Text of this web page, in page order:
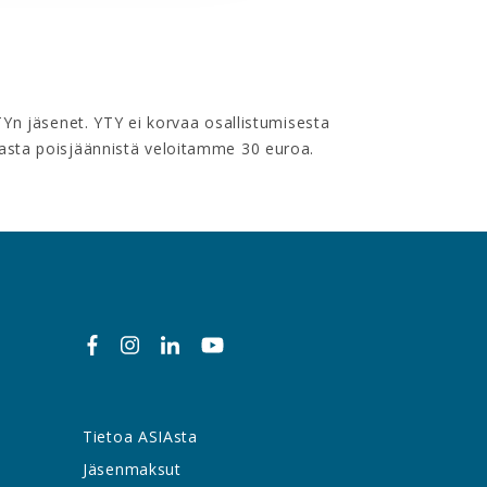
jäsenet. YTY ei korvaa osallistumisesta
poisjäännistä veloitamme 30 euroa.
Tietoa ASIAsta
Jäsenmaksut